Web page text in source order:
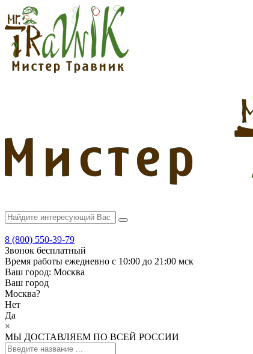
8 (800) 550-39-79
Звонок бесплатный
Время работы ежедневно с 10:00 до 21:00 мск
Ваш город: Москва
Ваш город
Москва?
Нет
Да
×
МЫ ДОСТАВЛЯЕМ ПО ВСЕЙ РОССИИ